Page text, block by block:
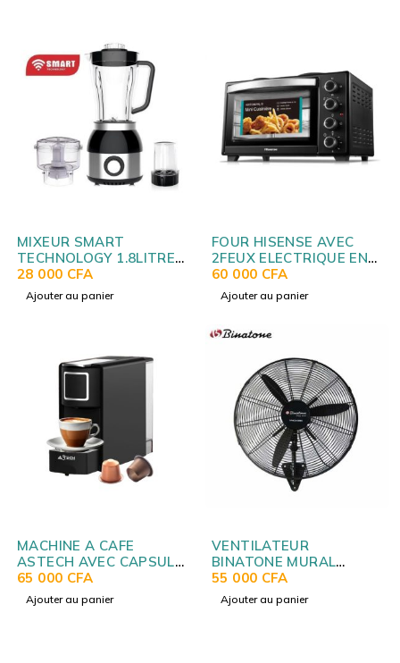
MIXEUR SMART
TECHNOLOGY 1.8LITRES
MULTIFONCTIONS STPE-
8032P
28 000 CFA
Ajouter au panier
FOUR HISENSE AVEC
2FEUX ELECTRIQUE EN
HAUT 28LITRES NOIR
H28TOBKPL16
60 000 CFA
Ajouter au panier
MACHINE A CAFE
ASTECH AVEC CAPSULE
NESPRESSO CM052FBO
65 000 CFA
Ajouter au panier
VENTILATEUR
BINATONE MURAL
INDUSTRIEL EN FER
IWF2600
55 000 CFA
Ajouter au panier